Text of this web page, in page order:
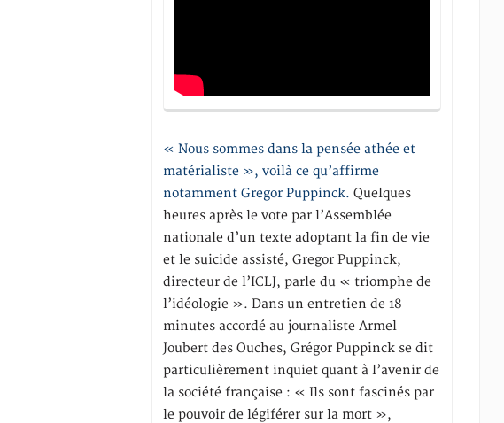
« Nous sommes dans la pensée athée et
matérialiste », voilà ce qu’affirme
notamment Gregor Puppinck. Quelques
heures après le vote par l’Assemblée
nationale d’un texte adoptant la fin de vie
et le suicide assisté, Gregor Puppinck,
directeur de l’ICLJ, parle du « triomphe de
l’idéologie ». Dans un entretien de 18
minutes accordé au journaliste Armel
Joubert des Ouches, Grégor Puppinck se dit
particulièrement inquiet quant à l’avenir de
la société française : « Ils sont fascinés par
le pouvoir de légiférer sur la mort »,